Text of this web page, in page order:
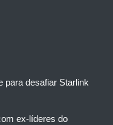
para desafiar Starlink
ex-líderes do